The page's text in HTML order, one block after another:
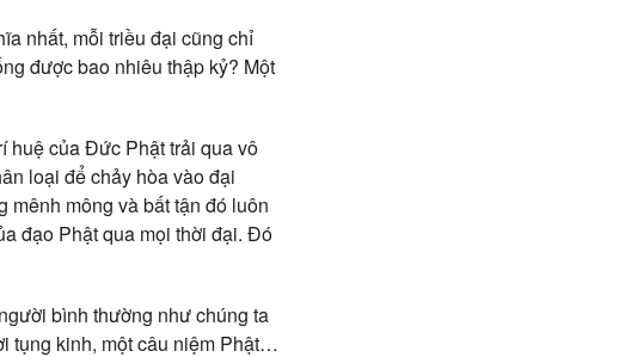
nhất, mỗi triều đại cũng chỉ
được bao nhiêu thập kỷ? Một
huệ của Đức Phật trải qua vô
loại để chảy hòa vào đại
mông và bất tận đó luôn
đạo Phật qua mọi thời đại. Đó
bình thường như chúng ta
tụng kinh, một câu niệm Phật…